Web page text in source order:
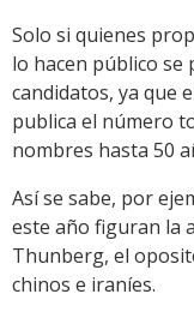
Solo si quienes
lo hacen público se
candidatos, ya que
publica el número
nombres hasta 50
Así se sabe, por
este año figuran la
Thunberg, el
chinos e iraníes.